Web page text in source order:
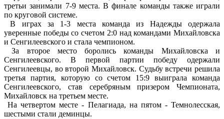
третьи занимали 7-9 места. В финале команды также играли
по круговой системе.
В играх за 1-3 места команда из Надежды одержала
уверенные победы со счетом 2:0 над командами Михайловска
и Сенгилеевского и стала чемпионом.
За второе место боролись команды Михайловска и
Сенгилеевского. В первой партии победу одержали
Сенгилеевцы, во второй Михайловск. Судьбу встречи решила
третья партия, которую со счетом 15:9 выиграла команда
Сенгилеевского, став серебряным призером Чемпионата,
Михайловск на третьем месте.
На четвертом месте - Пелагиада, на пятом - Темнолесская,
шестыми стали деминцы.